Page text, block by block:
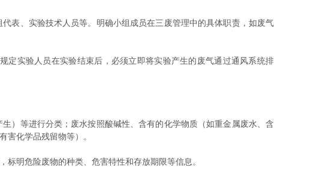
、实验技术人员等。明确小组成员在三废管理中的具体职责，如废气
实验人员在实验结束后，必须立即将实验产生的废气通过通风系统排
等进行分类；废水按照酸碱性、含有的化学物质（如重金属废水、含
害化学品残留物等）。
明危险废物的种类、危害特性和存放期限等信息。